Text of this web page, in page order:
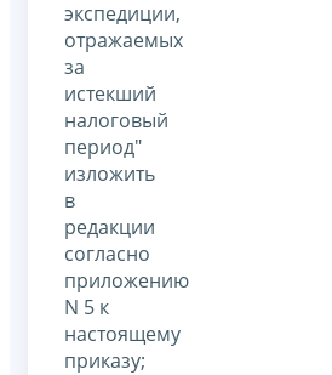
экспедиции,
отражаемых
за
истекший
налоговый
период"
изложить
в
редакции
согласно
приложению
N 5 к
настоящему
приказу;